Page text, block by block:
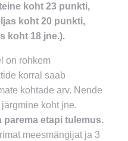
koht 23 punkti,
koht 20 punkti,
koht 18 jne.).
on rohkem
korral saab
kohtade arv. Nende
koht jne.
etapi tulemus.
meesmängijat ja 3